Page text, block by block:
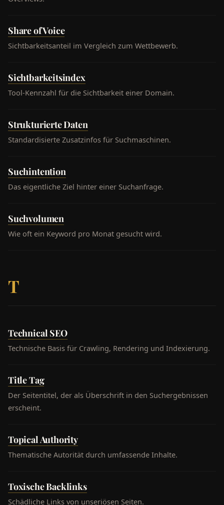
Share of Voice
Sichtbarkeitsanteil im Vergleich zum Wettbewerb.
Sichtbarkeitsindex
Tool-Kennzahl für die Sichtbarkeit einer Domain.
Strukturierte Daten
Standardisierte Zusatzinfos für Suchmaschinen.
Suchintention
Das eigentliche Ziel hinter einer Suchanfrage.
Suchvolumen
Wie oft ein Keyword pro Monat gesucht wird.
T
Technical SEO
Technische Basis für Crawling, Rendering und Indexierung.
Title Tag
Der Seitentitel, der als Überschrift in den Suchergebnissen
erscheint.
Topical Authority
Thematische Autorität durch umfassende Inhalte.
Toxische Backlinks
Schädliche Links von unseriösen Seiten.